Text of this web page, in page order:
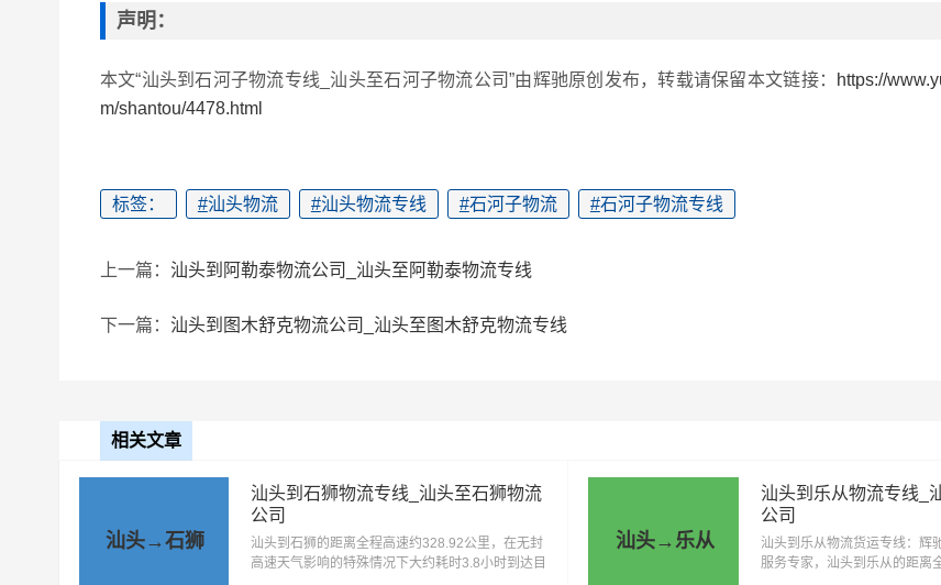
声明：
本文“汕头到石河子物流专线_汕头至石河子物流公司”由辉驰原创发布，转载请保留本文链接：
https://
m/shantou/4478.html
标签： #汕头物流 #汕头物流专线 #石河子物流 #石河子物流专线
上一篇： 汕头到阿勒泰物流公司_汕头至阿勒泰物流专线
下一篇： 汕头到图木舒克物流公司_汕头至图木舒克物流专线
相关文章
汕头→石狮
汕头到石狮物流专线_汕头至石狮物流
公司
汕头到石狮的距离全程高速约328.92公里，在无封
高速天气影响的特殊情况下大约耗时3.8小时到达目
汕头→乐从
汕头到乐从物流专线_
公司
汕头到乐从物流货运专线：辉
服务专家，汕头到乐从的距离